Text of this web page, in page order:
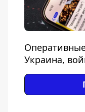
Украина,